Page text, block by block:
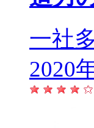
一社
2020